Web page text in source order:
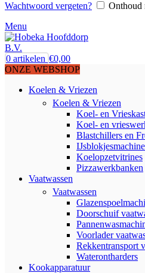
Wachtwoord vergeten?
Onthoud
Menu
0 artikelen €0,00
ONZE WEBSHOP
Koelen & Vriezen
Koelen & Vriezen
Koel- en
Koel- en
Blastchillers en
Koelopzetvitrines
Pizzawerkbanken
Vaatwassen
Vaatwassen
Doorschuif
Voorlader
Rekkentransport
Waterontharders
Kookapparatuur